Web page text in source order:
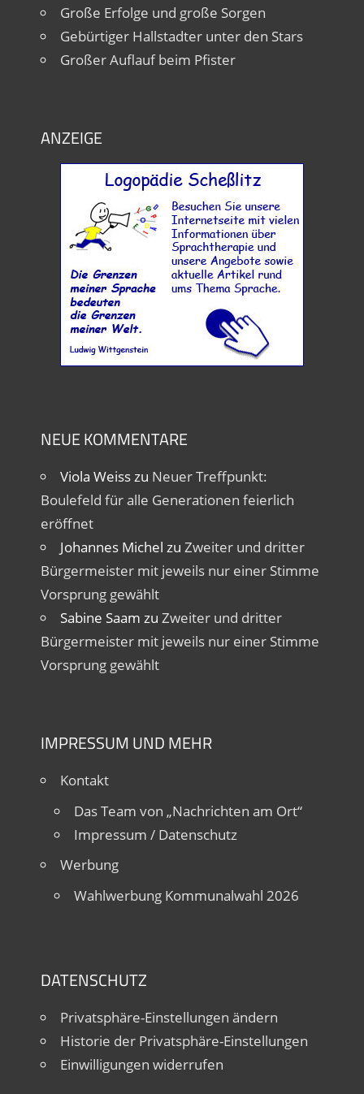
Große Erfolge und große Sorgen
Gebürtiger Hallstadter unter den Stars
Großer Auflauf beim Pfister
ANZEIGE
NEUE KOMMENTARE
Viola Weisszu Neuer Treffpunkt:
Boulefeld für alle Generationen feierlich
eröffnet
Johannes Michel zu Zweiter und dritter
Bürgermeister mit jeweils nur einer Stimme
Vorsprung gewählt
Sabine Saam zu Zweiter und dritter
Bürgermeister mit jeweils nur einer Stimme
Vorsprung gewählt
IMPRESSUM UND MEHR
Kontakt
Das Team von „Nachrichten am Ort“
Impressum / Datenschutz
Werbung
Wahlwerbung Kommunalwahl 2026
DATENSCHUTZ
Privatsphäre-Einstellungen ändern
Historie der Privatsphäre-Einstellungen
Einwilligungen widerrufen